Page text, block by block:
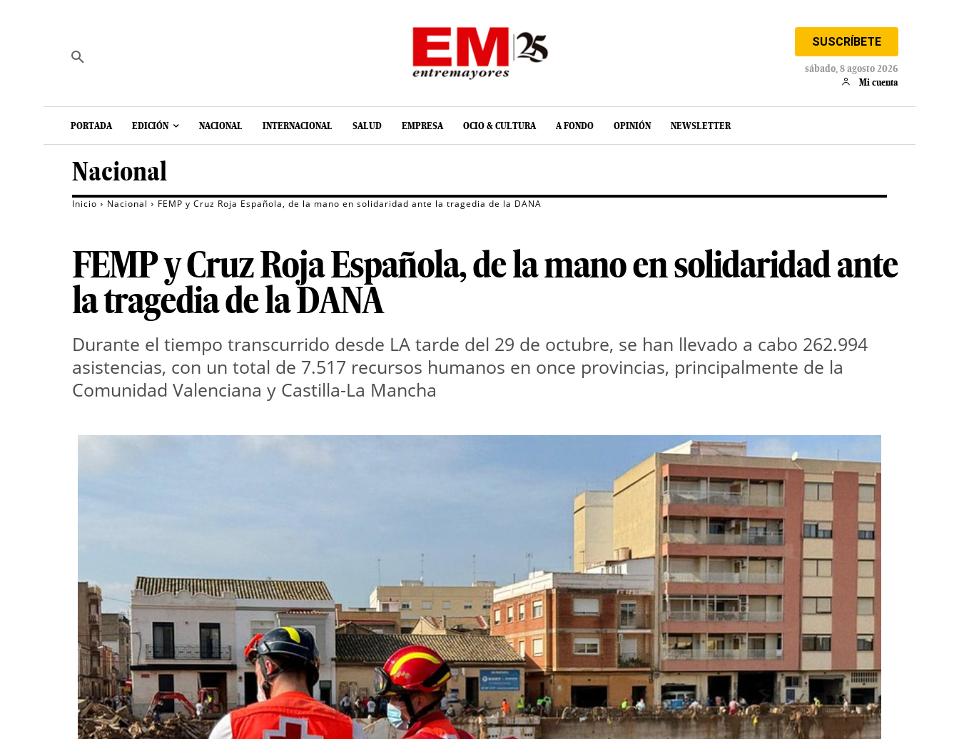
SUSCRÍBETE
sábado, 8 agosto 2026
Mi cuenta
PORTADA EDICIÓN NACIONAL INTERNACIONAL SALUD EMPRESA OCIO & CULTURA A FONDO OPINIÓN NEWSLETTER
Nacional
Inicio Nacional FEMP y Cruz Roja Española, de la mano en solidaridad ante la tragedia de la DANA
FEMP y Cruz Roja Española, de la mano en solidaridad ante
la tragedia de la DANA
Durante el tiempo transcurrido desde LA tarde del 29 de octubre, se han llevado a cabo 262.994
asistencias, con un total de 7.517 recursos humanos en once provincias, principalmente de la
Comunidad Valenciana y Castilla-La Mancha